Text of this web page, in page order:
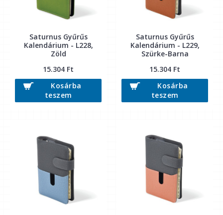
Saturnus Gyűrűs
Kalendárium - L228,
Zöld
15.304 Ft
Kosárba
teszem
Saturnus Gyűrűs
Kalendárium - L229,
Szürke-Barna
15.304 Ft
Kosárba
teszem